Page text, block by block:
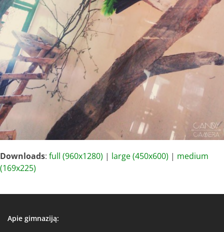
Downloads: full (960x1280) | large (450x600) | medium
(169x225)
Apie gimnaziją: